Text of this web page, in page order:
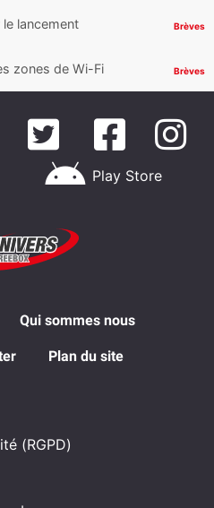
lancement
Brèves
zones de Wi-Fi
Brèves
Play Store
Qui sommes nous
Plan du site
(RGPD)